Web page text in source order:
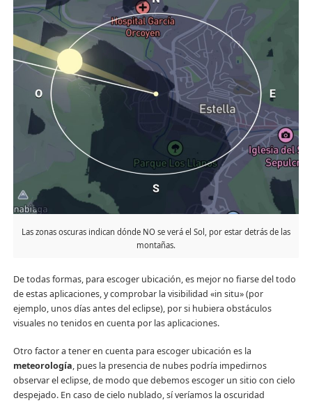
Las zonas oscuras indican dónde NO se verá el Sol, por estar detrás de las
montañas.
De todas formas, para escoger ubicación, es mejor no fiarse del todo
de estas aplicaciones, y comprobar la visibilidad «in situ» (por
ejemplo, unos días antes del eclipse), por si hubiera obstáculos
visuales no tenidos en cuenta por las aplicaciones.
Otro factor a tener en cuenta para escoger ubicación es la
meteorología, pues la presencia de nubes podría impedirnos
observar el eclipse, de modo que debemos escoger un sitio con cielo
despejado. En caso de cielo nublado, sí veríamos la oscuridad